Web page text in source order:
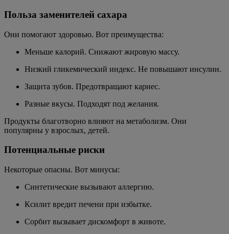
Польза заменителей сахара
Они помогают здоровью. Вот преимущества:
Меньше калорий. Снижают жировую массу.
Низкий гликемический индекс. Не повышают инсулин.
Защита зубов. Предотвращают кариес.
Разные вкусы. Подходят под желания.
Продукты благотворно влияют на метаболизм. Они
популярны у взрослых, детей.
Потенциальные риски
Некоторые опасны. Вот минусы:
Синтетические вызывают аллергию.
Ксилит вредит печени при избытке.
Сорбит вызывает дискомфорт в животе.